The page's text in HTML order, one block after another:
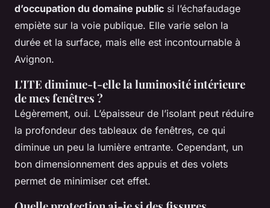
d’occupation du domaine public si l’échafaudage
empiète sur la voie publique. Elle varie selon la
durée et la surface, mais elle est incontournable à
Avignon.
L'ITE diminue-t-elle la luminosité intérieure
de mes fenêtres ?
Légèrement, oui. L’épaisseur de l’isolant peut réduire
la profondeur des tableaux de fenêtres, ce qui
diminue un peu la lumière entrante. Cependant, un
bon dimensionnement des appuis et des volets
permet de minimiser cet effet.